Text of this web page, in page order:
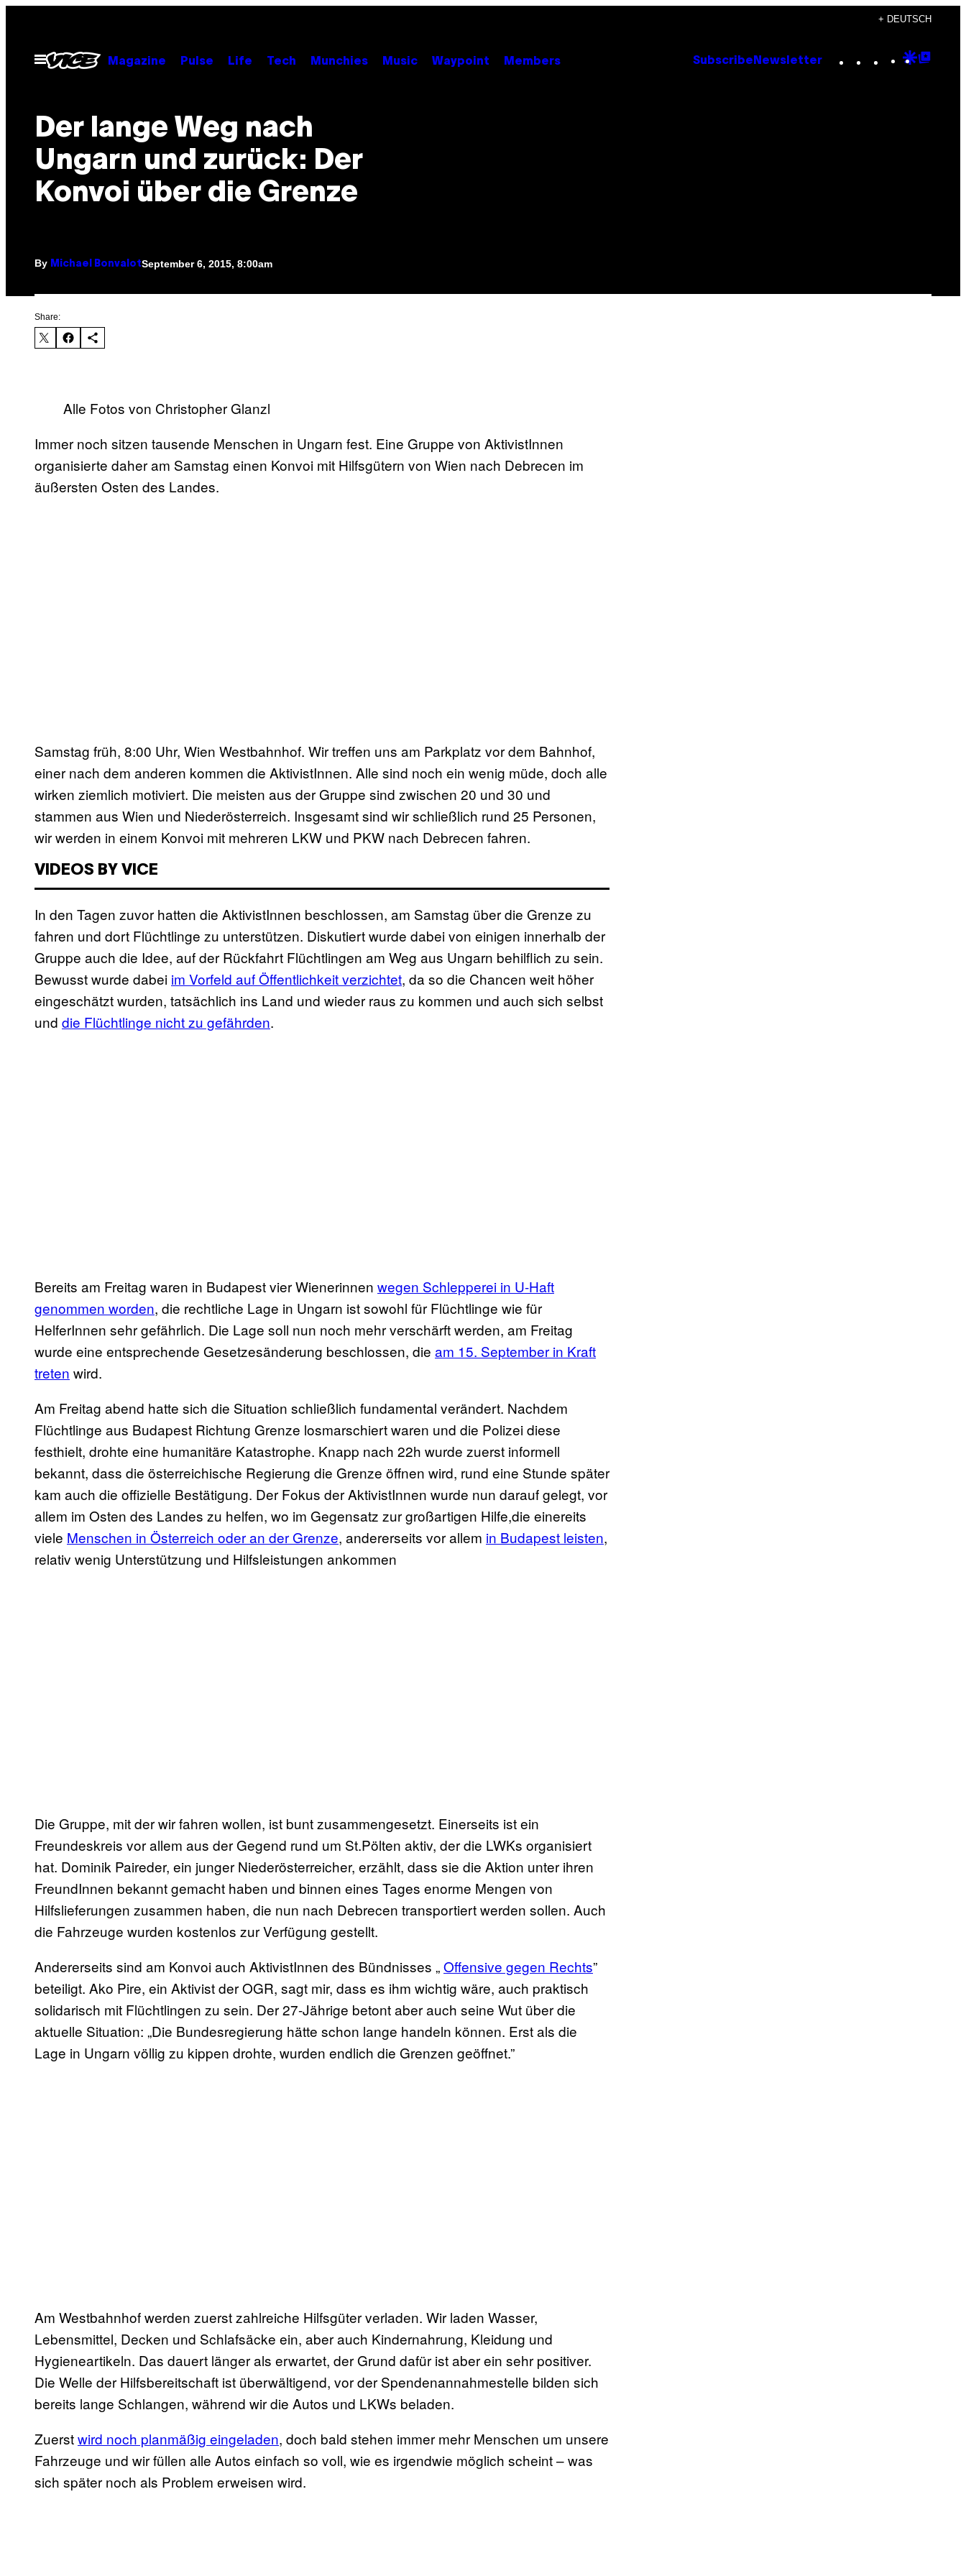
content
+ DEUTSCH
Open
Menu
Magazine Pulse Life Tech Munchies Music Waypoint Members Subscribe Newsletter Instagram
TikTok
YouTube
Google
Der lange Weg nach
Ungarn und zurück: Der
Konvoi über die Grenze
By Michael BonvalotSeptember 6, 2015, 8:00am
Share:
Alle Fotos von Christopher Glanzl
Immer noch sitzen tausende Menschen in Ungarn fest. Eine Gruppe von AktivistInnen
organisierte daher am Samstag einen Konvoi mit Hilfsgütern von Wien nach Debrecen im
äußersten Osten des Landes.
Samstag früh, 8:00 Uhr, Wien Westbahnhof. Wir treffen uns am Parkplatz vor dem Bahnhof,
einer nach dem anderen kommen die AktivistInnen. Alle sind noch ein wenig müde, doch alle
wirken ziemlich motiviert. Die meisten aus der Gruppe sind zwischen 20 und 30 und
stammen aus Wien und Niederösterreich. Insgesamt sind wir schließlich rund 25 Personen,
wir werden in einem Konvoi mit mehreren LKW und PKW nach Debrecen fahren.
VIDEOS BY VICE
In den Tagen zuvor hatten die AktivistInnen beschlossen, am Samstag über die Grenze zu
fahren und dort Flüchtlinge zu unterstützen. Diskutiert wurde dabei von einigen innerhalb der
Gruppe auch die Idee, auf der Rückfahrt Flüchtlingen am Weg aus Ungarn behilflich zu sein.
Bewusst wurde dabei im Vorfeld auf Öffentlichkeit verzichtet, da so die Chancen weit höher
eingeschätzt wurden, tatsächlich ins Land und wieder raus zu kommen und auch sich selbst
und die Flüchtlinge nicht zu gefährden.
Bereits am Freitag waren in Budapest vier Wienerinnen wegen Schlepperei in U-Haft
genommen worden, die rechtliche Lage in Ungarn ist sowohl für Flüchtlinge wie für
HelferInnen sehr gefährlich. Die Lage soll nun noch mehr verschärft werden, am Freitag
wurde eine entsprechende Gesetzesänderung beschlossen, die am 15. September in Kraft
treten wird.
Am Freitag abend hatte sich die Situation schließlich fundamental verändert. Nachdem
Flüchtlinge aus Budapest Richtung Grenze losmarschiert waren und die Polizei diese
festhielt, drohte eine humanitäre Katastrophe. Knapp nach 22h wurde zuerst informell
bekannt, dass die österreichische Regierung die Grenze öffnen wird, rund eine Stunde später
kam auch die offizielle Bestätigung. Der Fokus der AktivistInnen wurde nun darauf gelegt, vor
allem im Osten des Landes zu helfen, wo im Gegensatz zur großartigen Hilfe,die einereits
viele Menschen in Österreich oder an der Grenze, andererseits vor allem in Budapest leisten,
relativ wenig Unterstützung und Hilfsleistungen ankommen
Die Gruppe, mit der wir fahren wollen, ist bunt zusammengesetzt. Einerseits ist ein
Freundeskreis vor allem aus der Gegend rund um St.Pölten aktiv, der die LWKs organisiert
hat. Dominik Paireder, ein junger Niederösterreicher, erzählt, dass sie die Aktion unter ihren
FreundInnen bekannt gemacht haben und binnen eines Tages enorme Mengen von
Hilfslieferungen zusammen haben, die nun nach Debrecen transportiert werden sollen. Auch
die Fahrzeuge wurden kostenlos zur Verfügung gestellt.
Andererseits sind am Konvoi auch AktivistInnen des Bündnisses „Offensive gegen Rechts”
beteiligt. Ako Pire, ein Aktivist der OGR, sagt mir, dass es ihm wichtig wäre, auch praktisch
solidarisch mit Flüchtlingen zu sein. Der 27-Jährige betont aber auch seine Wut über die
aktuelle Situation: „Die Bundesregierung hätte schon lange handeln können. Erst als die
Lage in Ungarn völlig zu kippen drohte, wurden endlich die Grenzen geöffnet.”
Am Westbahnhof werden zuerst zahlreiche Hilfsgüter verladen. Wir laden Wasser,
Lebensmittel, Decken und Schlafsäcke ein, aber auch Kindernahrung, Kleidung und
Hygieneartikeln. Das dauert länger als erwartet, der Grund dafür ist aber ein sehr positiver.
Die Welle der Hilfsbereitschaft ist überwältigend, vor der Spendenannahmestelle bilden sich
bereits lange Schlangen, während wir die Autos und LKWs beladen.
Zuerstwird noch planmäßig eingeladen, doch bald stehen immer mehr Menschen um unsere
Fahrzeuge und wir füllen alle Autos einfach so voll, wie es irgendwie möglich scheint – was
sich später noch als Problem erweisen wird.